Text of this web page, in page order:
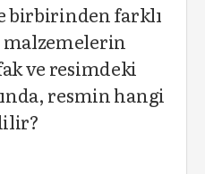
birbirinden farklı
ve resimdeki
resmin hangi